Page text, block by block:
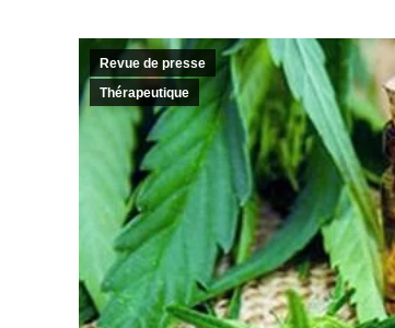
Revue de presse
Thérapeutique